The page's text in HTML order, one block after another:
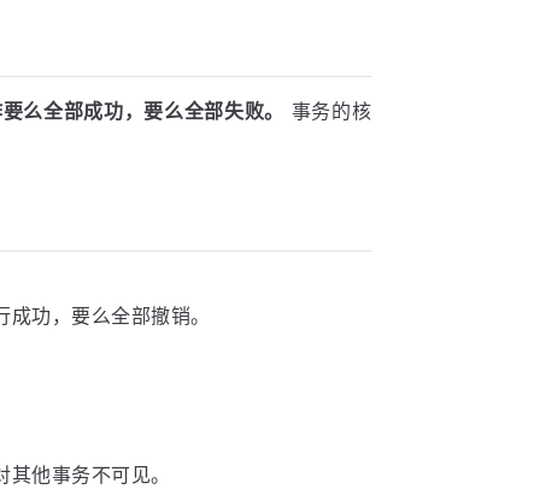
么全部成功，要么全部失败。 事务的核
功，要么全部撤销。
他事务不可见。